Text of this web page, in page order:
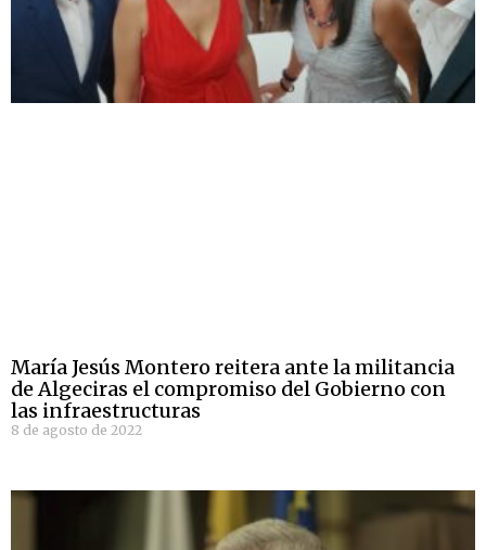
María Jesús Montero reitera ante la militancia
de Algeciras el compromiso del Gobierno con
las infraestructuras
8 de agosto de 2022